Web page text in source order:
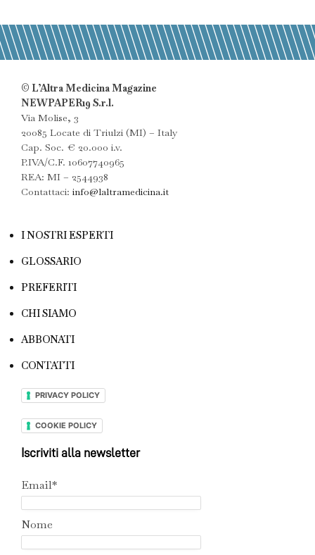
© L’Altra Medicina Magazine
NEWPAPER19 S.r.l.
Via Molise, 3
20085 Locate di Triulzi (MI) – Italy
Cap. Soc. € 20.000 i.v.
P.IVA/C.F. 10607740965
REA: MI – 2544938
Contattaci: info@laltramedicina.it
I NOSTRI ESPERTI
GLOSSARIO
PREFERITI
CHI SIAMO
ABBONATI
CONTATTI
PRIVACY POLICY
COOKIE POLICY
Iscriviti alla newsletter
Email*
Nome